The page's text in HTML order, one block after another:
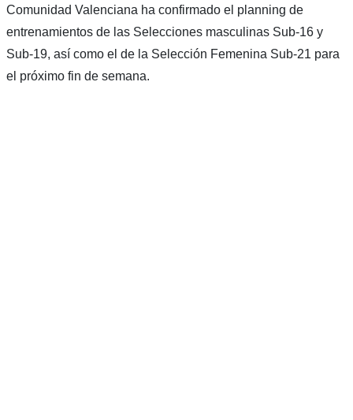
Comunidad Valenciana ha confirmado el planning de
entrenamientos de las Selecciones masculinas Sub-16 y
Sub-19, así como el de la Selección Femenina Sub-21 para
el próximo fin de semana.